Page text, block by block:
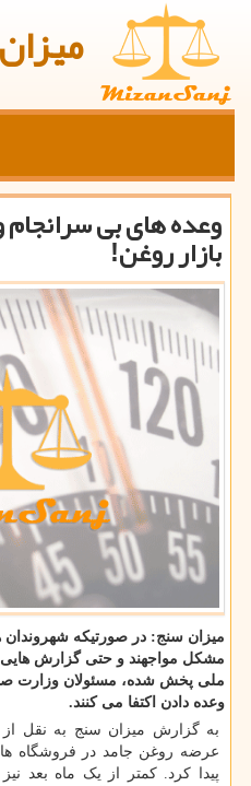
وعده های بی سرانجام
بازار روغن!
میزان سنج: در صورتیکه شهروندان
مشکل مواجهند و حتی گزارش هایی
ملی پخش شده، مسئولان وزارت
وعده دادن اکتفا می کنند.
به گزارش میزان سنج به نقل از
عرضه روغن جامد در فروشگاه
پیدا کرد. کمتر از یک ماه بعد